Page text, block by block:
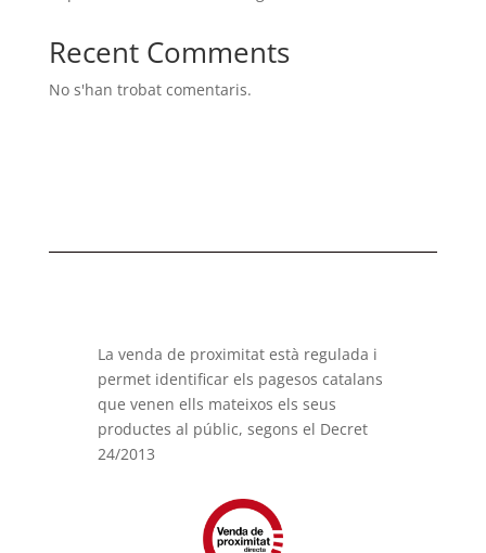
Recent Comments
No s'han trobat comentaris.
La venda de proximitat està regulada i
permet identificar els pagesos catalans
que venen ells mateixos els seus
productes al públic, segons el Decret
24/2013